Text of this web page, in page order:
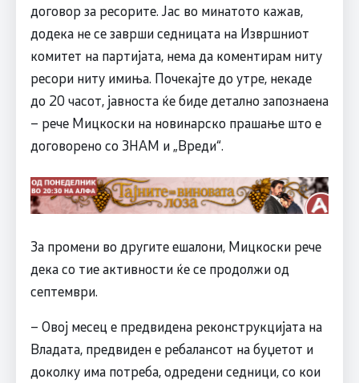
договор за ресорите. Јас во минатото кажав,
додека не се заврши седницата на Извршниот
комитет на партијата, нема да коментирам ниту
ресори ниту имиња. Почекајте до утре, некаде
до 20 часот, јавноста ќе биде детално запознаена
– рече Мицкоски на новинарско прашање што е
договорено со ЗНАМ и „Вреди“.
За промени во другите ешалони, Мицкоски рече
дека со тие активности ќе се продолжи од
септември.
– Овој месец е предвидена реконструкцијата на
Владата, предвиден е ребалансот на буџетот и
доколку има потреба, одредени седници, со кои